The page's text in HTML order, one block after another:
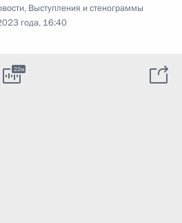
, Выступления и стенограммы
года, 16:40
22м